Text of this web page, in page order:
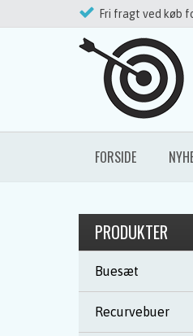
Fri fragt ved køb
FORSIDE
PRODUKTER
Buesæt
Recurvebuer